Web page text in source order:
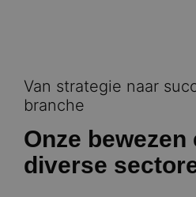
Van strategie naar
branche
Onze
diverse